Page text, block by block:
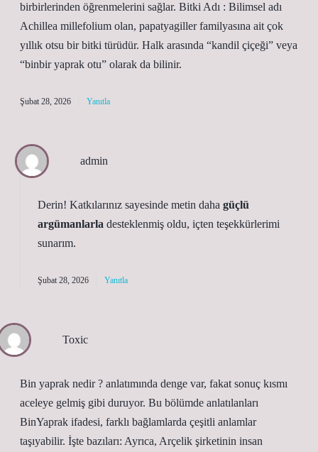
birbirlerinden öğrenmelerini sağlar. Bitki Adı : Bilimsel adı
Achillea millefolium olan, papatyagiller familyasına ait çok
yıllık otsu bir bitki türüdür. Halk arasında “kandil çiçeği” veya
“binbir yaprak otu” olarak da bilinir.
Şubat 28, 2026 Yanıtla
admin
Derin! Katkılarınız sayesinde metin daha güçlü
argümanlarla desteklenmiş oldu, içten teşekkürlerimi
sunarım.
Şubat 28, 2026 Yanıtla
Toxic
Bin yaprak nedir ? anlatımında denge var, fakat sonuç kısmı
aceleye gelmiş gibi duruyor. Bu bölümde anlatılanları
BinYaprak ifadesi, farklı bağlamlarda çeşitli anlamlar
taşıyabilir. İşte bazıları: Ayrıca, Arçelik şirketinin insan